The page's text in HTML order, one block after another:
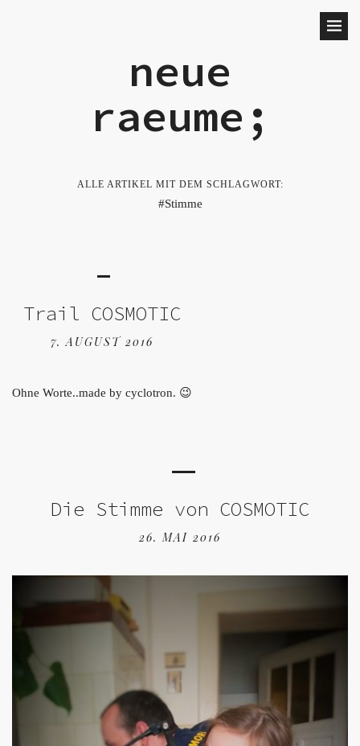
neue
raeume;
ALLE ARTIKEL MIT DEM SCHLAGWORT:
Stimme
Trail COSMOTIC
7. AUGUST 2016
Ohne Worte..made by cyclotron. 😉
Die Stimme von COSMOTIC
26. MAI 2016